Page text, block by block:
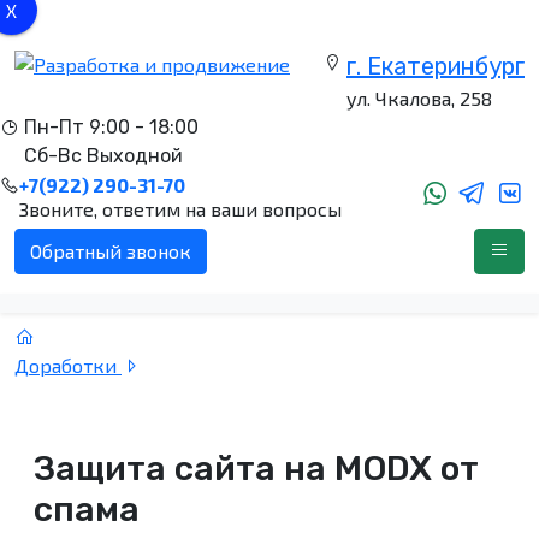
г. Екатеринбург
ул. Чкалова, 258
Пн-Пт 9:00 - 18:00
Сб-Вс Выходной
+7(922) 290-31-70
Звоните, ответим на ваши вопросы
Обратный звонок
Доработки
Защита сайта на MODX от
спама
X